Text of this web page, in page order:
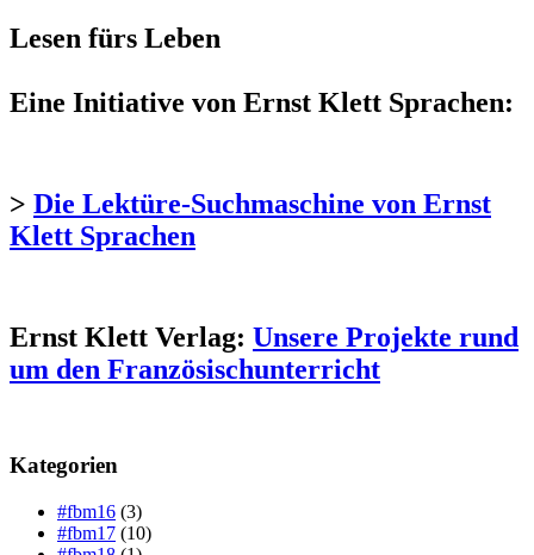
Lesen fürs Leben
Eine Initiative von Ernst Klett Sprachen:
> Die Lektüre-Suchmaschine von Ernst
Klett Sprachen
Ernst Klett Verlag: Unsere Projekte rund
um den Französischunterricht
Kategorien
#fbm16 (3)
#fbm17 (10)